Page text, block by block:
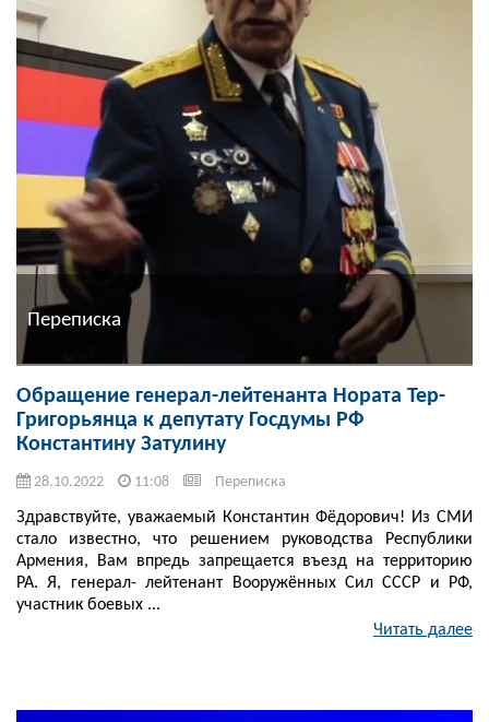
Переписка
Обращение генерал-лейтенанта Нората Тер-
Григорьянца к депутату Госдумы РФ
Константину Затулину
28.10.2022 11:08 Переписка
Здравствуйте, уважаемый Константин Фёдорович! Из СМИ
стало известно, что решением руководства Республики
Армения, Вам впредь запрещается въезд на территорию
РА. Я, генерал- лейтенант Вооружённых Сил СССР и РФ,
участник боевых ...
Читать далее